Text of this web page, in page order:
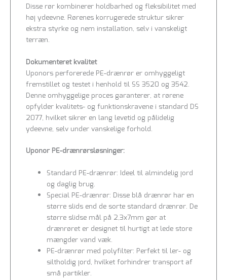
Disse rør kombinerer holdbarhed og fleksibilitet med
høj ydeevne. Rørenes korrugerede struktur sikrer
ekstra styrke og nem installation, selv i vanskeligt
terræn.
Dokumenteret kvalitet
Uponors perforerede PE-drænrør er omhyggeligt
fremstillet og testet i henhold til SS 3520 og 3542.
Denne omhyggelige proces garanterer, at rørene
opfylder kvalitets- og funktionskravene i standard DS
2077, hvilket sikrer en lang levetid og pålidelig
ydeevne, selv under vanskelige forhold.
Uponor PE-drænrørsløsninger:
Standard PE-drænrør: Ideel til almindelig jord
og daglig brug.
Special PE-drænrør: Disse blå drænrør har en
større slids end de sorte standard drænrør. De
større slidse mål på 2,3x7mm gør at
drænrøret er designet til hurtigt at lede store
mængder vand væk.
PE-drænrør med polyfilter: Perfekt til ler- og
siltholdig jord, hvilket forhindrer transport af
små partikler.